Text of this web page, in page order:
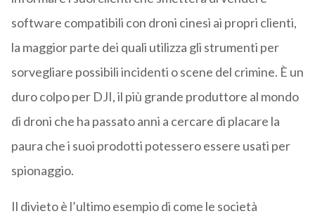
software compatibili con droni cinesi ai propri clienti,
la maggior parte dei quali utilizza gli strumenti per
sorvegliare possibili incidenti o scene del crimine. È un
duro colpo per DJI, il più grande produttore al mondo
di droni che ha passato anni a cercare di placare la
paura che i suoi prodotti potessero essere usati per
spionaggio.
Il divieto è l’ultimo esempio di come le società